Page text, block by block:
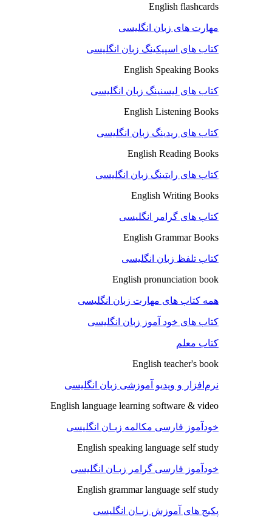
English flashcards
مهارت های زبان انگلیسی
کتاب های اسپیکینگ زبان انگلیسی
English Speaking Books
کتاب های لیسنینگ زبان انگلیسی
English Listening Books
کتاب های ریدینگ زبان انگلیسی
English Reading Books
کتاب های رایتینگ زبان انگلیسی
English Writing Books
کتاب های گرامر انگلیسی
English Grammar Books
کتاب تلفظ زبان انگلیسی
English pronunciation book
همه کتاب های مهارت زبان انگلیسی
کتاب های خود آموز زبان انگلیسی
کتاب معلم
English teacher's book
نرم‌افزار و ویدیو آموزشی زبان انگلیسی
English language learning software & video
خودآموز فارسی مکالمه زبـان انگلیسی
English speaking language self study
خودآموز فارسی گرامر زبـان انگلیسی
English grammar language self study
پکیج های آموزش زبـان انگلیسی